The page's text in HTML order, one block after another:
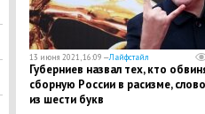
13 июня 2021, 16:09 —Лайфстайл
Губерниев назвал тех, кто
сборную России в расизме,
из шести букв